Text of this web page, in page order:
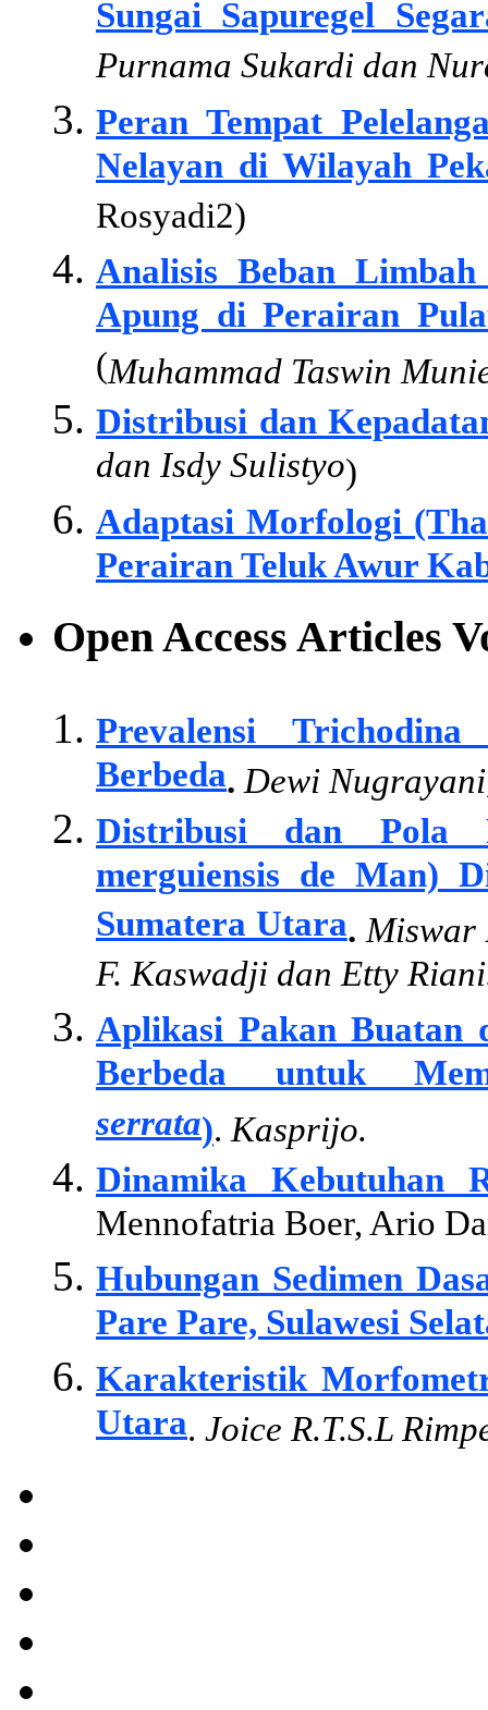
Sungai Sapuregel
Purnama Sukardi dan
Peran Tempat
Nelayan di Wilayah
Rosyadi2)
Analisis Beban
Apung di Perairan
(Muhammad Taswin
Distribusi dan
dan Isdy Sulistyo)
Adaptasi Morfologi
Perairan Teluk Awur
Open Access Articles
Prevalensi
Berbeda. Dewi
Distribusi dan Pola
merguiensis de Man)
Sumatera Utara. Miswar
F. Kaswadji dan Etty
Aplikasi Pakan Buatan
Berbeda untuk
serrata). Kasprijo.
Dinamika Kebutuhan
Mennofatria Boer, Ario
Hubungan Sedimen
Pare Pare, Sulawesi
Karakteristik
Utara. Joice R.T.S.L